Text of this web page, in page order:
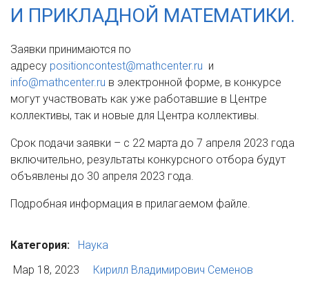
И ПРИКЛАДНОЙ МАТЕМАТИКИ.
Заявки принимаются по
адресу positioncontest@mathcenter.ru и
info@mathcenter.ru в электронной форме, в конкурсе
могут участвовать как уже работавшие в Центре
коллективы, так и новые для Центра коллективы.
Срок подачи заявки – c 22 марта до 7 апреля 2023 года
включительно, результаты конкурсного отбора будут
объявлены до 30 апреля 2023 года.
Подробная информация в прилагаемом файле.
Категория:
Наука
Мар 18, 2023
Кирилл Владимирович Семенов